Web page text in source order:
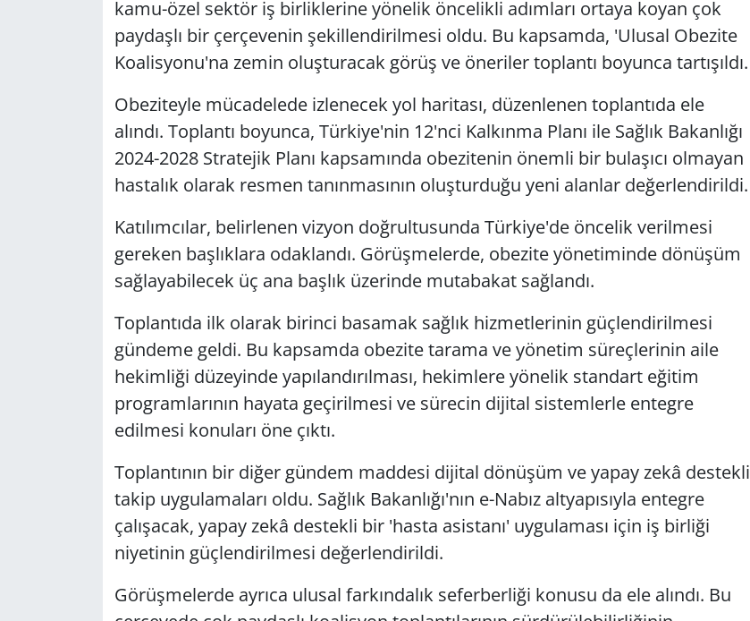
kamu-özel sektör iş birliklerine yönelik öncelikli adımları ortaya koyan çok
paydaşlı bir çerçevenin şekillendirilmesi oldu. Bu kapsamda, 'Ulusal Obezite
Koalisyonu'na zemin oluşturacak görüş ve öneriler toplantı boyunca tartışıldı.
Obeziteyle mücadelede izlenecek yol haritası, düzenlenen toplantıda ele
alındı. Toplantı boyunca, Türkiye'nin 12'nci Kalkınma Planı ile Sağlık Bakanlığı
2024-2028 Stratejik Planı kapsamında obezitenin önemli bir bulaşıcı olmayan
hastalık olarak resmen tanınmasının oluşturduğu yeni alanlar değerlendirildi.
Katılımcılar, belirlenen vizyon doğrultusunda Türkiye'de öncelik verilmesi
gereken başlıklara odaklandı. Görüşmelerde, obezite yönetiminde dönüşüm
sağlayabilecek üç ana başlık üzerinde mutabakat sağlandı.
Toplantıda ilk olarak birinci basamak sağlık hizmetlerinin güçlendirilmesi
gündeme geldi. Bu kapsamda obezite tarama ve yönetim süreçlerinin aile
hekimliği düzeyinde yapılandırılması, hekimlere yönelik standart eğitim
programlarının hayata geçirilmesi ve sürecin dijital sistemlerle entegre
edilmesi konuları öne çıktı.
Toplantının bir diğer gündem maddesi dijital dönüşüm ve yapay zekâ destekli
takip uygulamaları oldu. Sağlık Bakanlığı'nın e-Nabız altyapısıyla entegre
çalışacak, yapay zekâ destekli bir 'hasta asistanı' uygulaması için iş birliği
niyetinin güçlendirilmesi değerlendirildi.
Görüşmelerde ayrıca ulusal farkındalık seferberliği konusu da ele alındı. Bu